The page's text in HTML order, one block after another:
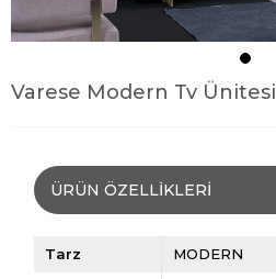
Varese Modern Tv Ünitesi
ÜRÜN ÖZELLIKLERI
Tarz MODERN